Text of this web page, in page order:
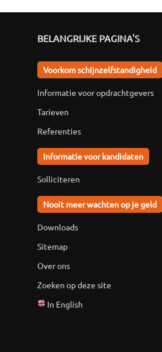
BELANGRIJKE PAGINA'S
Voorkom schijnzelfstandigheid
Informatie voor opdrachtgevers
Tarieven
Referenties
Informatie voor kandidaten
Solliciteren
Nooit meer wachten op je geld
Downloads
Sitemap
Over ons
Zoeken op deze site
In English